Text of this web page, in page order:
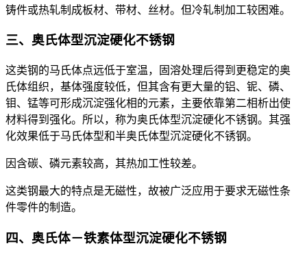
铸件或热轧制成板材、带材、丝材。但冷轧制加工较困难。
三、奥氏体型沉淀硬化不锈钢
这类钢的马氏体点远低于室温，固溶处理后得到更稳定的奥
氏体组织，基体强度较低，但其含有更大量的铝、铌、磷、
钼、锰等可形成沉淀强化相的元素，主要依靠第二相析出使
材料得到强化。所以，称为奥氏体型沉淀硬化不锈钢。其强
化效果低于马氏体型和半奥氏体型沉淀硬化不锈钢。
因含碳、磷元素较高，其热加工性较差。
这类钢最大的特点是无磁性，故被广泛应用于要求无磁性条
件零件的制造。
四、奥氏体－铁素体型沉淀硬化不锈钢